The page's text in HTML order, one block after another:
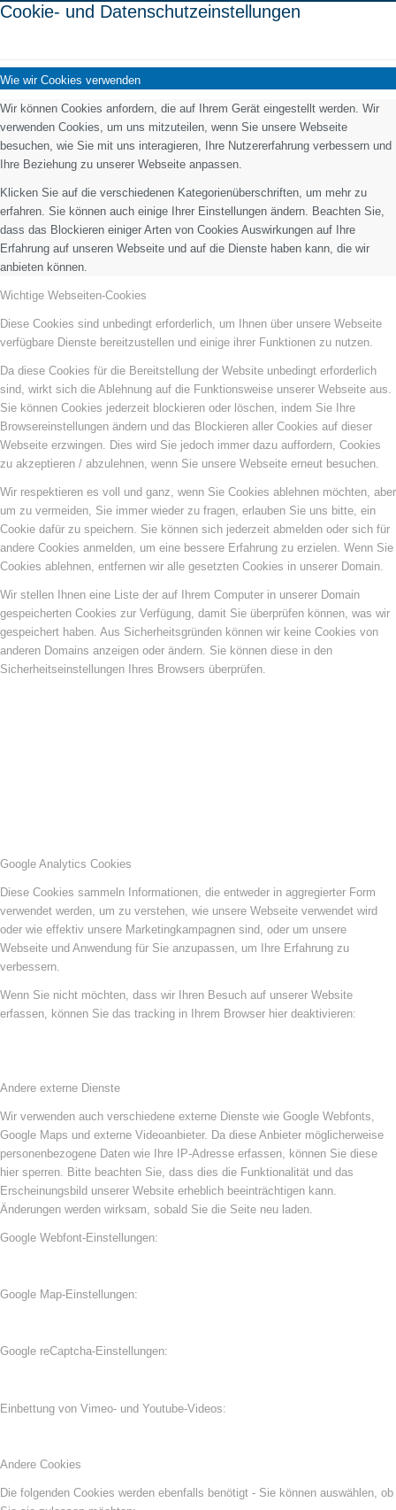
Cookie- und Datenschutzeinstellungen
Wie wir Cookies verwenden
Wir können Cookies anfordern, die auf Ihrem Gerät eingestellt werden. Wir
verwenden Cookies, um uns mitzuteilen, wenn Sie unsere Webseite
besuchen, wie Sie mit uns interagieren, Ihre Nutzererfahrung verbessern und
Ihre Beziehung zu unserer Webseite anpassen.
Klicken Sie auf die verschiedenen Kategorienüberschriften, um mehr zu
erfahren. Sie können auch einige Ihrer Einstellungen ändern. Beachten Sie,
dass das Blockieren einiger Arten von Cookies Auswirkungen auf Ihre
Erfahrung auf unseren Webseite und auf die Dienste haben kann, die wir
anbieten können.
Wichtige Webseiten-Cookies
Diese Cookies sind unbedingt erforderlich, um Ihnen über unsere Webseite
verfügbare Dienste bereitzustellen und einige ihrer Funktionen zu nutzen.
Da diese Cookies für die Bereitstellung der Website unbedingt erforderlich
sind, wirkt sich die Ablehnung auf die Funktionsweise unserer Webseite aus.
Sie können Cookies jederzeit blockieren oder löschen, indem Sie Ihre
Browsereinstellungen ändern und das Blockieren aller Cookies auf dieser
Webseite erzwingen. Dies wird Sie jedoch immer dazu auffordern, Cookies
zu akzeptieren / abzulehnen, wenn Sie unsere Webseite erneut besuchen.
Wir respektieren es voll und ganz, wenn Sie Cookies ablehnen möchten, aber
um zu vermeiden, Sie immer wieder zu fragen, erlauben Sie uns bitte, ein
Cookie dafür zu speichern. Sie können sich jederzeit abmelden oder sich für
andere Cookies anmelden, um eine bessere Erfahrung zu erzielen. Wenn Sie
Cookies ablehnen, entfernen wir alle gesetzten Cookies in unserer Domain.
Wir stellen Ihnen eine Liste der auf Ihrem Computer in unserer Domain
gespeicherten Cookies zur Verfügung, damit Sie überprüfen können, was wir
gespeichert haben. Aus Sicherheitsgründen können wir keine Cookies von
anderen Domains anzeigen oder ändern. Sie können diese in den
Sicherheitseinstellungen Ihres Browsers überprüfen.
Google Analytics Cookies
Diese Cookies sammeln Informationen, die entweder in aggregierter Form
verwendet werden, um zu verstehen, wie unsere Webseite verwendet wird
oder wie effektiv unsere Marketingkampagnen sind, oder um unsere
Webseite und Anwendung für Sie anzupassen, um Ihre Erfahrung zu
verbessern.
Wenn Sie nicht möchten, dass wir Ihren Besuch auf unserer Website
erfassen, können Sie das tracking in Ihrem Browser hier deaktivieren:
Andere externe Dienste
Wir verwenden auch verschiedene externe Dienste wie Google Webfonts,
Google Maps und externe Videoanbieter. Da diese Anbieter möglicherweise
personenbezogene Daten wie Ihre IP-Adresse erfassen, können Sie diese
hier sperren. Bitte beachten Sie, dass dies die Funktionalität und das
Erscheinungsbild unserer Website erheblich beeinträchtigen kann.
Änderungen werden wirksam, sobald Sie die Seite neu laden.
Google Webfont-Einstellungen:
Google Map-Einstellungen:
Google reCaptcha-Einstellungen:
Einbettung von Vimeo- und Youtube-Videos:
Andere Cookies
Die folgenden Cookies werden ebenfalls benötigt - Sie können auswählen, ob